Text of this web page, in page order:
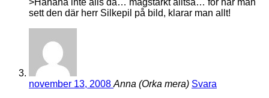
>Hahaha inte alls då… magstarkt alltså… för har man
sett den där herr Silkepil på bild, klarar man allt!
november 13, 2008 Anna (Orka mera) Svara